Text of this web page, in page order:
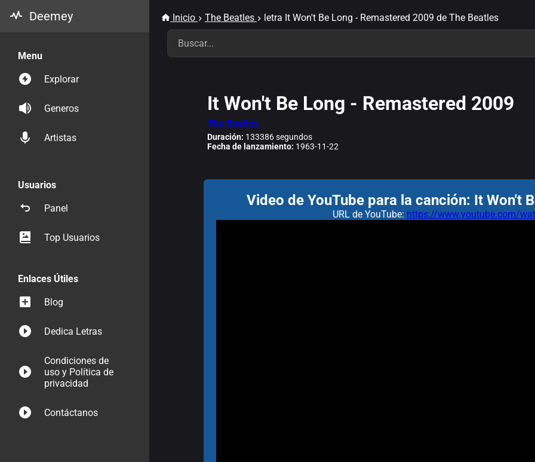
Deemey
Menu
Explorar
Generos
Artistas
Usuarios
Panel
Top Usuarios
Enlaces Útiles
Blog
Dedica Letras
Condiciones de
uso y Política de
privacidad
Contáctanos
Inicio The Beatles letra It Won't Be Long - Remastered 2009 de The Beatles
It Won't Be Long - Remastered 2009
The Beatles
Duración: 133386 segundos
Fecha de lanzamiento: 1963-11-22
Video de YouTube para la canción: It Won't
URL de YouTube: https://www.youtube.com/